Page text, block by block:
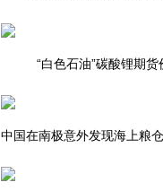
“白色石油”碳酸锂期
中国在南极意外发现海上粮